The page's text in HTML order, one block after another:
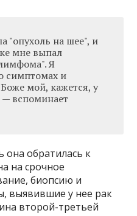
"опухоль на шее", и
мне выпал
Я
симптомах и
мой, кажется, у
— вспоминает
она обратилась к
на срочное
биопсию и
выявившие у нее рак
второй-третьей